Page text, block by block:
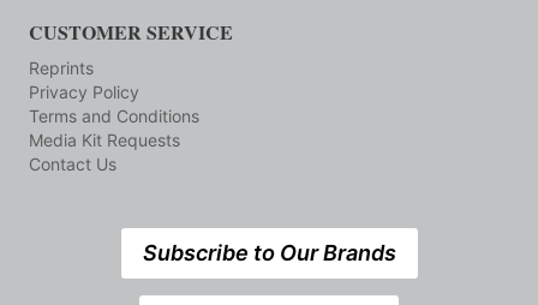
CUSTOMER SERVICE
Reprints
Privacy Policy
Terms and Conditions
Media Kit Requests
Contact Us
Subscribe to Our Brands